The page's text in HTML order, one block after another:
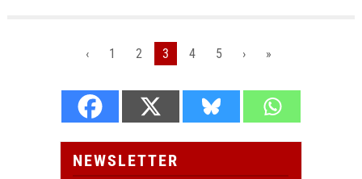
‹ 1 2 3 4 5 › »
NEWSLETTER